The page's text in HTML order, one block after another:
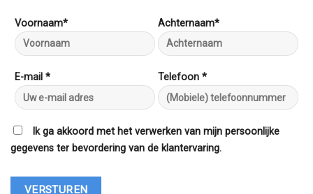
Voornaam* Achternaam*
E-mail * Telefoon *
Ik ga akkoord met het verwerken van mijn persoonlijke
gegevens ter bevordering van de klantervaring.